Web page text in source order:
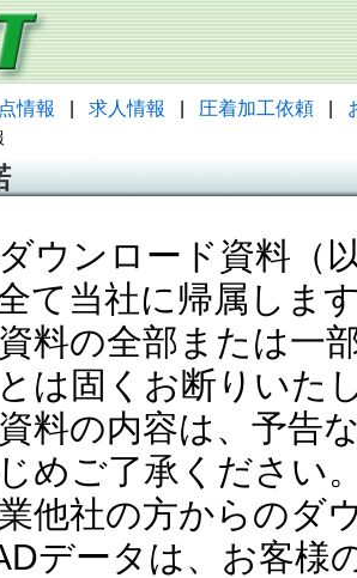
情報 求人情報 圧着加工依頼
ウンロード資料（
て当社に帰属しま
料の全部または一
は固くお断りいた
料の内容は、予告
めご了承ください
他社の方からのダ
データは、お客様